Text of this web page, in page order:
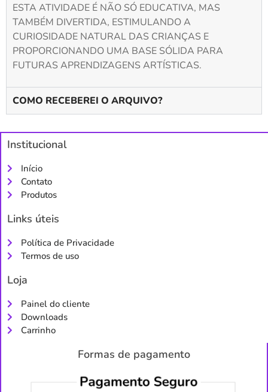
ESTA ATIVIDADE É NÃO SÓ EDUCATIVA, MAS
TAMBÉM DIVERTIDA, ESTIMULANDO A
CURIOSIDADE NATURAL DAS CRIANÇAS E
PROPORCIONANDO UMA BASE SÓLIDA PARA
FUTURAS APRENDIZAGENS ARTÍSTICAS.
COMO RECEBEREI O ARQUIVO?
Institucional
Início
Contato
Produtos
Links úteis
Política de Privacidade
Termos de uso
Loja
Painel do cliente
Downloads
Carrinho
Formas de pagamento